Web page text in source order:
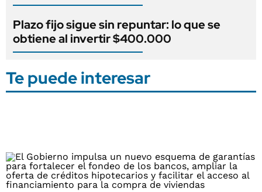
Plazo fijo sigue sin repuntar: lo que se
obtiene al invertir $400.000
Te puede interesar